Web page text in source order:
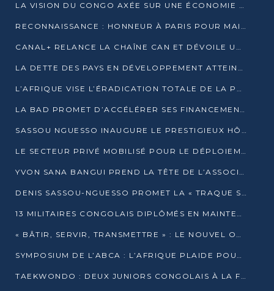
LA VISION DU CONGO AXÉE SUR UNE ÉCONOMIE BAS CARBONE AU RENDEZ-VOUS DE MONACO 2025
RECONNAISSANCE : HONNEUR À PARIS POUR MAIXENT RAOUL OMINGA
CANAL+ RELANCE LA CHAÎNE CAN ET DÉVOILE UNE OFFRE EXCEPTIONNELLE POUR DÉCEMBRE
LA DETTE DES PAYS EN DÉVELOPPEMENT ATTEINT UN SOMMET HISTORIQUE ENTRE 2022 ET 2024
L’AFRIQUE VISE L’ÉRADICATION TOTALE DE LA POLIOMYÉLITE D’ICI 2026
LA BAD PROMET D’ACCÉLÉRER SES FINANCEMENTS AVEC LE MINISTÈRE DE L’ASSAINISSEMENT
SASSOU NGUESSO INAUGURE LE PRESTIGIEUX HÔTEL KEMPINSKI BRAZZAVILLE
LE SECTEUR PRIVÉ MOBILISÉ POUR LE DÉPLOIEMENT DE 19 MINI-CENTRALES SOLAIRES
YVON SANA BANGUI PREND LA TÊTE DE L’ASSOCIATION DES BANQUES CENTRALES AFRICAINES
DENIS SASSOU-NGUESSO PROMET LA « TRAQUE SANS RELÂCHE » DU GRAND BANDITISME
13 MILITAIRES CONGOLAIS DIPLÔMÉS EN MAINTENANCE INDUSTRIELLE APRÈS TROIS ANS DE FORMATION À L’UNIVERSITÉ MARIEN-NGOUABI
« BÂTIR, SERVIR, TRANSMETTRE » : LE NOUVEL OUVRAGE QUI INTERPELLE LES COLLECTIVITÉS
SYMPOSIUM DE L’ABCA : L’AFRIQUE PLAIDE POUR UN FINANCEMENT CLIMATIQUE ÉQUITABLE
TAEKWONDO : DEUX JUNIORS CONGOLAIS À LA FINALE D’OPEN SYRIES 2025 À ABIDJAN